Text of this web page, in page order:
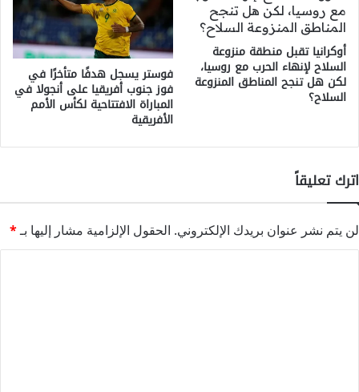
أوكرانيا تقبل منطقة منزوعة
السلاح لإنهاء الحرب مع روسيا،
لكن هل تنجح المناطق المنزوعة
السلاح؟
فوستر يسجل هدفًا متأخرًا في
فوز جنوب أفريقيا على أنجولا في
المباراة الافتتاحية لكأس الأمم
الأفريقية
اترك تعليقاً
لن يتم نشر عنوان بريدك الإلكتروني. الحقول الإلزامية مشار إليها بـ*